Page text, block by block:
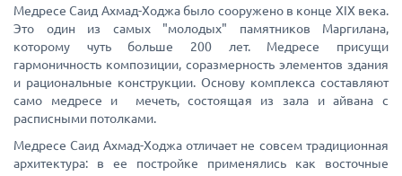
Медресе Саид Ахмад-Ходжа было сооружено в конце XIX века.
Это один из самых "молодых" памятников Маргилана,
которому чуть больше 200 лет. Медресе присущи
гармоничность композиции, соразмерность элементов здания
и рациональные конструкции. Основу комплекса составляют
само медресе и мечеть, состоящая из зала и айвана с
расписными потолками.
Медресе Саид Ахмад-Ходжа отличает не совсем традиционная
архитектура: в ее постройке применялись как восточные